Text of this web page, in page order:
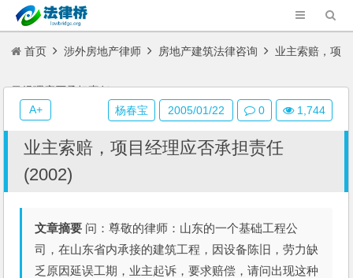
首页 涉外房地产律师 房地产建筑法律咨询 业主索赔，项
目经理应否承担责任(2002)
业主索赔，项目经理应否承担责任
(2002)
文章摘要 问：尊敬的律师：山东的一个基础工程公
司，在山东省内承接的建筑工程，因设备陈旧，劳力缺
乏原因延误工期，业主起诉，要求赔偿，请问出现这种
杨春宝 2005/01/22 0 1,744
A+